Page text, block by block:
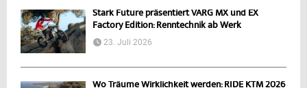
Stark Future präsentiert VARG MX und EX
Factory Edition: Renntechnik ab Werk
23. Juli 2026
Wo Träume Wirklichkeit werden: RIDE KTM 2026